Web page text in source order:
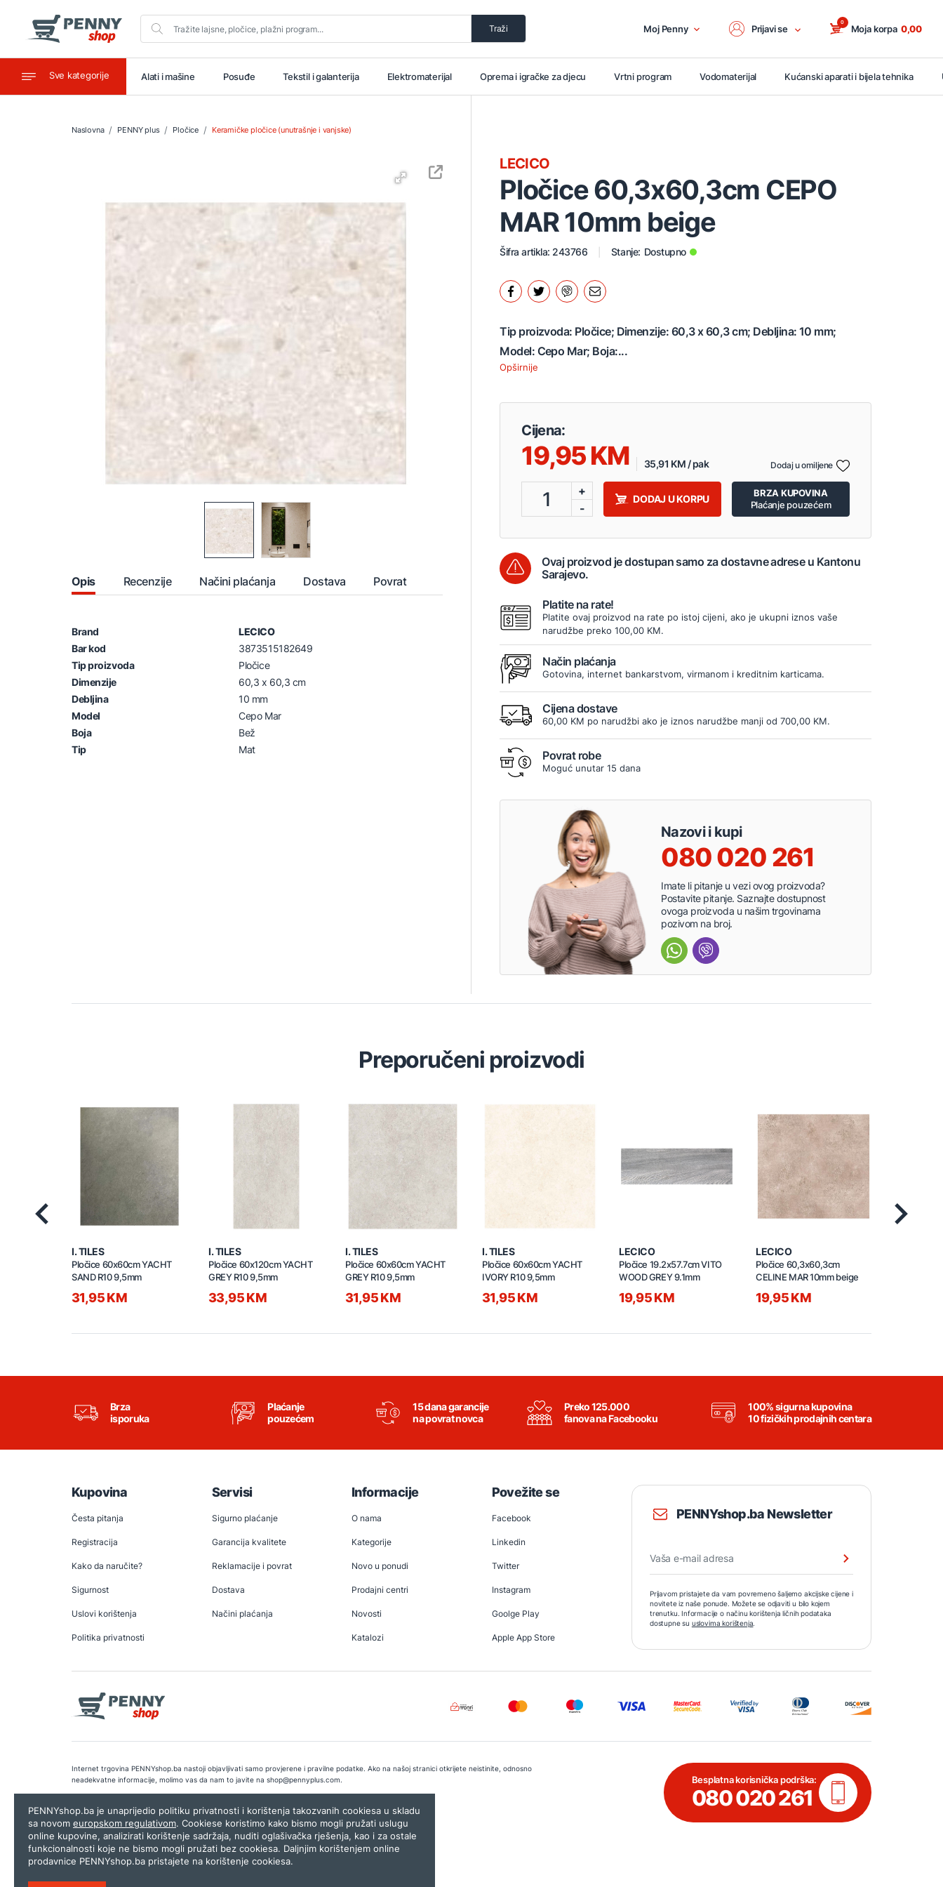
Traži Moj Penny Prijavi se Moja korpa
0
0,00
Sve kategorije
Ugostiteljstvo Alati i mašine Posuđe Tekstil i galanterija Elektromaterijal Oprema i igračke za djecu Vrtni program Vodomaterijal Kućanski aparati i bijela tehnika
Naslovna PENNY plus Pločice Keramičke pločice (unutrašnje i vanjske)
Opis Recenzije Načini plaćanja Dostava Povrat
Brand
LECICO
Bar kod
3873515182649
Tip proizvoda
Pločice
Dimenzije
60,3 x 60,3 cm
Debljina
10 mm
Model
Cepo Mar
Boja
Bež
Tip
Mat
Pločice 60,3x60,3cm CEPO
MAR 10mm beige
LECICO
Šifra artikla: 243766 Stanje: Dostupno
Tip proizvoda: Pločice; Dimenzije: 60,3 x 60,3 cm; Debljina: 10 mm;
Model: Cepo Mar; Boja:...
Opširnije
Cijena:
19,95 35,91 KM / pak
1
+
-
DODAJ U KORPU
BRZA KUPOVINA
Plaćanje pouzećem
Dodaj u omiljene
Ovaj proizvod je dostupan samo za dostavne adrese u Kantonu
Sarajevo.
Platite na rate!
Platite ovaj proizvod na rate po istoj cijeni, ako je ukupni iznos vaše
narudžbe preko 100,00 KM.
Način plaćanja
Gotovina, internet bankarstvom, virmanom i kreditnim karticama.
Cijena dostave
60,00 KM po narudžbi ako je iznos narudžbe manji od 700,00 KM.
Povrat robe
Moguć unutar 15 dana
Nazovi i kupi
080 020 261
Imate li pitanje u vezi ovog proizvoda?
Postavite pitanje. Saznajte dostupnost
ovoga proizvoda u našim trgovinama
pozivom na broj.
Preporučeni proizvodi
I. TILES
Pločice 60x60cm YACHT
SAND R10 9,5mm
31,95 KM
I. TILES
Pločice 60x120cm YACHT
GREY R10 9,5mm
33,95 KM
I. TILES
Pločice 60x60cm YACHT
GREY R10 9,5mm
31,95 KM
I. TILES
Pločice 60x60cm YACHT
IVORY R10 9,5mm
31,95 KM
LECICO
Pločice 19.2x57.7cm VITO
WOOD GREY 9.1mm
19,95 KM
LECICO
Pločice 60,3x60,3cm
CELINE MAR 10mm beige
19,95 KM
Brza
isporuka
Plaćanje
pouzećem
15 dana garancije
na povrat novca
Preko 125.000
fanova na Facebooku
100% sigurna kupovina
10 fizičkih prodajnih centara
PENNYshop.ba Newsletter
Prijavom pristajete da vam povremeno šaljemo akcijske cijene i
novitete iz naše ponude. Možete se odjaviti u bilo kojem
trenutku. Informacije o načinu korištenja ličnih podataka
dostupne su uslovima korištenja.
Kupovina
Česta pitanja
Registracija
Kako da naručite?
Sigurnost
Uslovi korištenja
Politika privatnosti
Servisi
Sigurno plaćanje
Garancija kvalitete
Reklamacije i povrat
Dostava
Načini plaćanja
Informacije
O nama
Kategorije
Novo u ponudi
Prodajni centri
Novosti
Katalozi
Povežite se
Facebook
Linkedin
Twitter
Instagram
Goolge Play
Apple App Store
Besplatna korisnička podrška:
080 020 261
Internet trgovina PENNYshop.ba nastoji objavljivati samo provjerene i pravilne podatke. Ako na našoj stranici otkrijete neistinite, odnosno
neadekvatne informacije, molimo vas da nam to javite na shop@pennyplus.com.
Copyright © 2026.Penny plus d.o.o. Sarajevo.Dizajn i programiranje:Lampa.ba
PENNYshop.ba je unaprijedio politiku privatnosti i korištenja takozvanih cookiesa u skladu
sa novom europskom regulativom. Cookiese koristimo kako bismo mogli pružati uslugu
online kupovine, analizirati korištenje sadržaja, nuditi oglašivačka rješenja, kao i za ostale
funkcionalnosti koje ne bismo mogli pružati bez cookiesa. Daljnjim korištenjem online
prodavnice PENNYshop.ba pristajete na korištenje cookiesa.